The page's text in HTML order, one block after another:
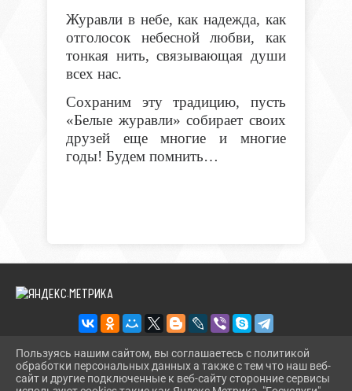
Журавли в небе, как надежда, как
отголосок небесной любви, как
тонкая нить, связывающая души
всех нас.
Сохраним эту традицию, пусть
«Белые журавли» собирает своих
друзей еще многие и многие
годы! Будем помнить…
2026 Г. BMLIBR.RU
Пользуясь нашим сайтом, вы соглашаетесь с политикой
обработки персональных данных а также с тем что наш веб-
сайт и другие подключенные к веб-сайту сторонние сервисы